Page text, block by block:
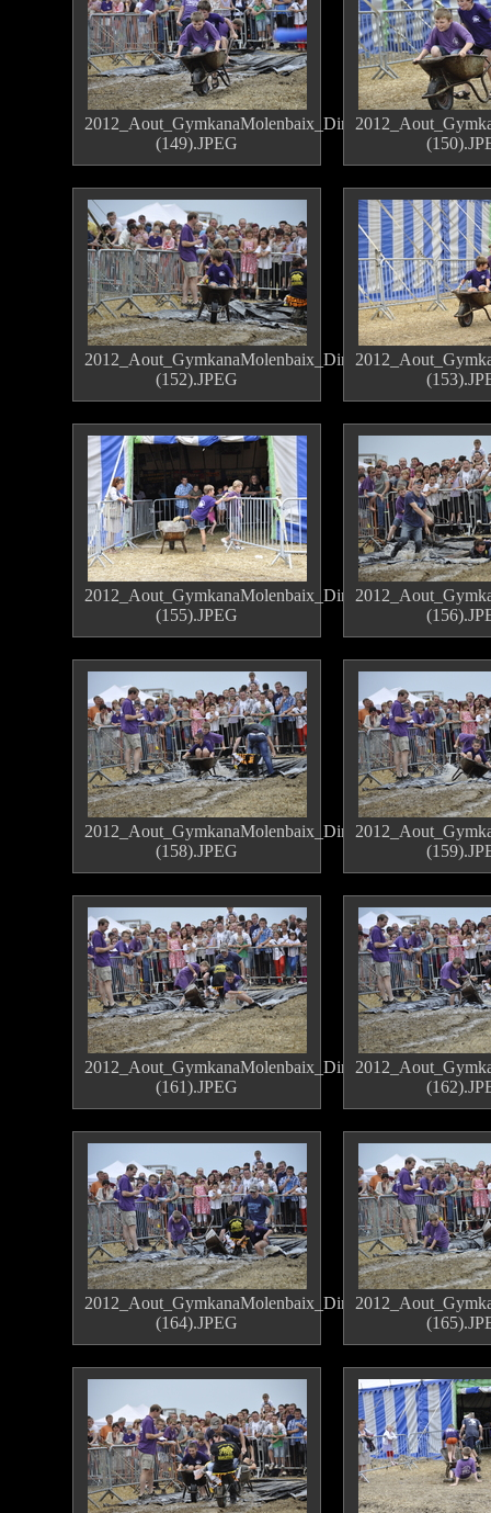
2012_Aout_GymkanaMolenbaix_Dimanche
(149).JPEG
2012_Aout_GymkanaMolenbaix_Dimanche
(152).JPEG
2012_Aout_GymkanaMolenbaix_Dimanche
(155).JPEG
2012_Aout_GymkanaMolenbaix_Dimanche
(158).JPEG
2012_Aout_GymkanaMolenbaix_Dimanche
(161).JPEG
2012_Aout_GymkanaMolenbaix_Dimanche
(164).JPEG